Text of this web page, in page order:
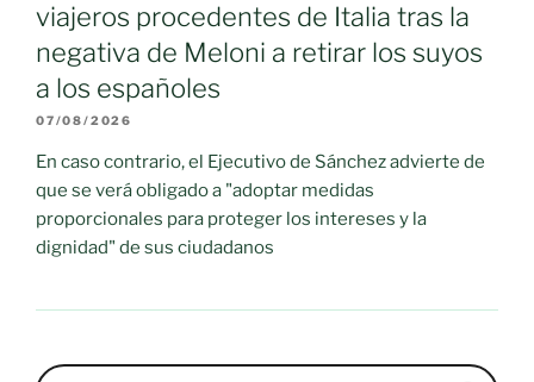
viajeros procedentes de Italia tras la
negativa de Meloni a retirar los suyos
a los españoles
07/08/2026
En caso contrario, el Ejecutivo de Sánchez advierte de
que se verá obligado a "adoptar medidas
proporcionales para proteger los intereses y la
dignidad" de sus ciudadanos